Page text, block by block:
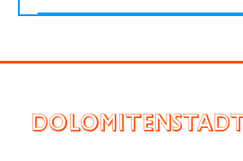
DOLOMITENSTADT